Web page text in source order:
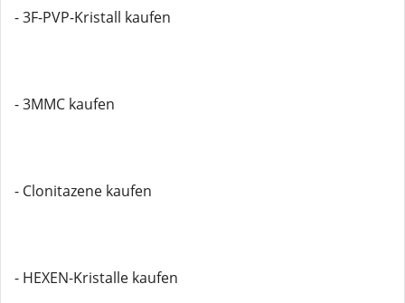
- 3F-PVP-Kristall kaufen
- 3MMC kaufen
- Clonitazene kaufen
- HEXEN-Kristalle kaufen